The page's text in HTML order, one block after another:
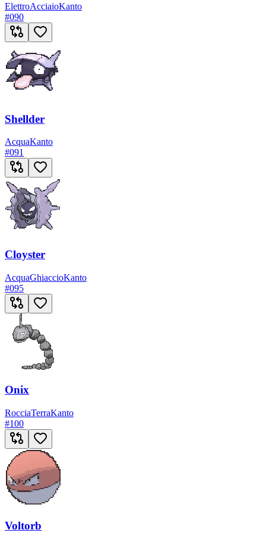
ElettroAcciaioKanto
#090
Shellder
AcquaKanto
#091
Cloyster
AcquaGhiaccioKanto
#095
Onix
RocciaTerraKanto
#100
Voltorb